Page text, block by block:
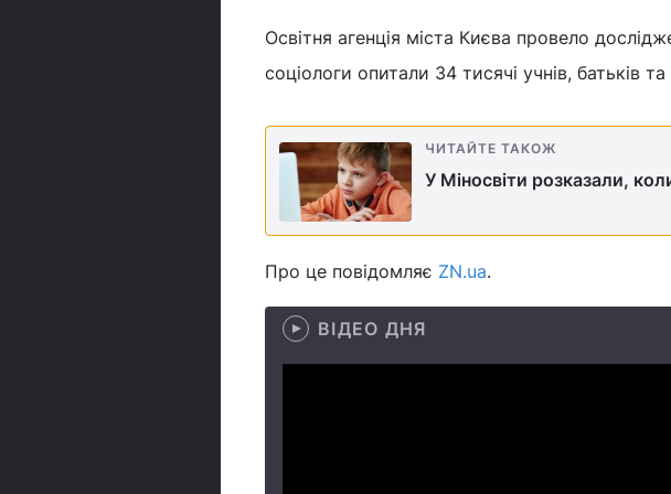
Освітня агенція міста Києва провело
соціологи опитали 34 тисячі учнів, батьків та
ЧИТАЙТЕ ТАКОЖ
У Міносвіти розказали,
Про це повідомляє ZN.ua.
ВІДЕО ДНЯ